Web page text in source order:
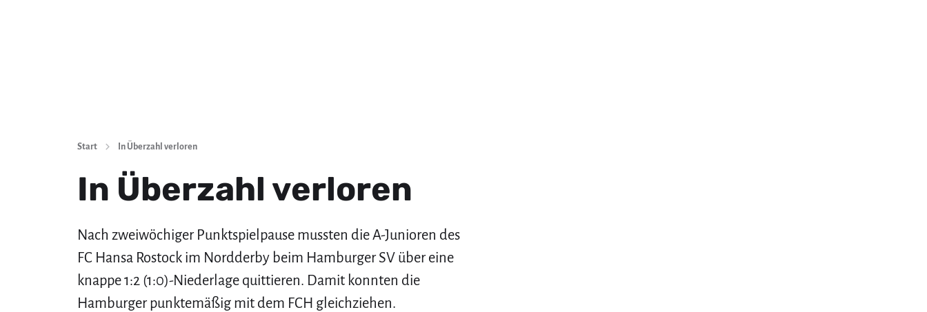
Start In Überzahl verloren
In Überzahl verloren
Nach zweiwöchiger Punktspielpause mussten die A-Junioren des
FC Hansa Rostock im Nordderby beim Hamburger SV über eine
knappe 1:2 (1:0)-Niederlage quittieren. Damit konnten die
Hamburger punktemäßig mit dem FCH gleichziehen.